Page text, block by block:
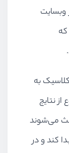
وبسایت
به
نتایج
می‌شوند
کند و در